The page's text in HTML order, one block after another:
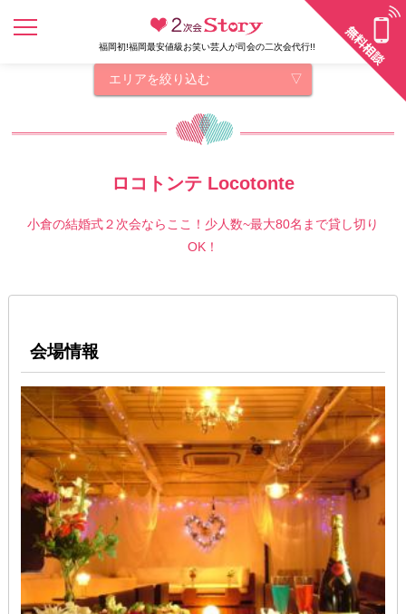
福岡初!福岡最安値級お笑い芸人が司会の二次会代行!!
エリアを絞り込む
ロコトンテ Locotonte
小倉の結婚式２次会ならここ！少人数~最大80名まで貸し切り
OK！
会場情報